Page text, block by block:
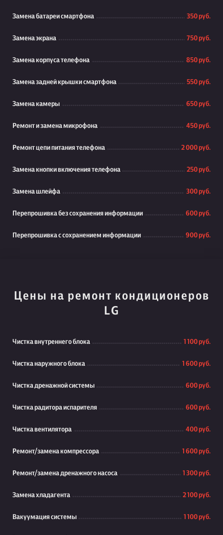
Замена батареи смартфона 350 руб.
Замена экрана 750 руб.
Замена корпуса телефона 850 руб.
Замена задней крышки смартфона 550 руб.
Замена камеры 650 руб.
Ремонт и замена микрофона 450 руб.
Ремонт цепи питания телефона 2 000 руб.
Замена кнопки включения телефона 250 руб.
Замена шлейфа 300 руб.
Перепрошивка без сохранения информации 600 руб.
Перепрошивка с сохранением информации 900 руб.
Цены на ремонт кондиционеров
LG
Чистка внутреннего блока 1 100 руб.
Чистка наружного блока 1 600 руб.
Чистка дренажной системы 600 руб.
Чистка радитора испарителя 600 руб.
Чистка вентилятора 400 руб.
Ремонт/замена компрессора 1 600 руб.
Ремонт/замена дренажного насоса 1 300 руб.
Замена хладагента 2 100 руб.
Вакуумация системы 1 100 руб.